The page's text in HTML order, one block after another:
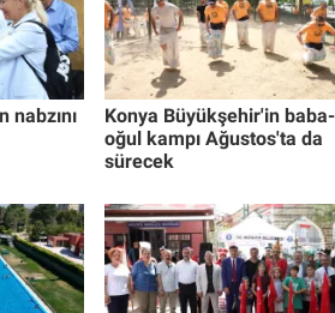
nabzını
Konya Büyükşehir'in baba-
oğul kampı Ağustos'ta da
sürecek